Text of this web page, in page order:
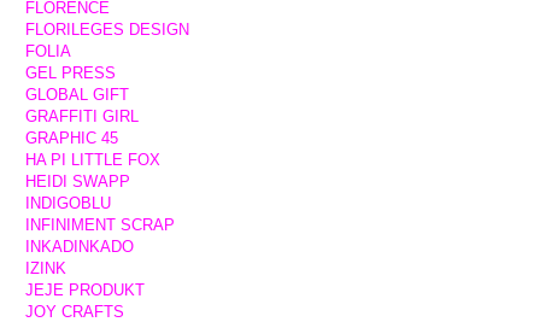
FLORENCE
FLORILEGES DESIGN
FOLIA
GEL PRESS
GLOBAL GIFT
GRAFFITI GIRL
GRAPHIC 45
HA PI LITTLE FOX
HEIDI SWAPP
INDIGOBLU
INFINIMENT SCRAP
INKADINKADO
IZINK
JEJE PRODUKT
JOY CRAFTS